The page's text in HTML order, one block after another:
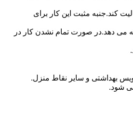
کند.جنبه مثبت این کار برای
برای تعیین دستمزد پلن قیمتی 4 ساعته 6 ساعته و 8 ساعته به مشتریان ارائه می دهد.در صورت تمام نشدن کار در
بهداشتی و سایر نقاط منزل.
شود.